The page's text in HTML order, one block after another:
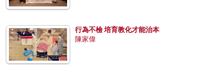
行為不檢 培育教化才能治本
陳家偉